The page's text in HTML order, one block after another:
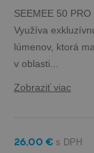
SEEMEE 50
Využíva
lúmenov, ktorá
v oblasti...
Zobraziť viac
26,00 €